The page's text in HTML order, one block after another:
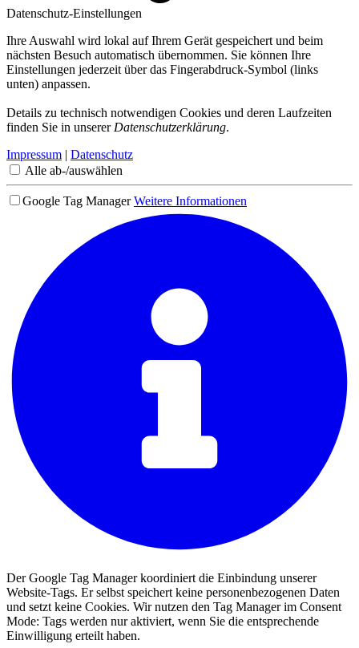
Datenschutz-Einstellungen
Ihre Auswahl wird lokal auf Ihrem Gerät gespeichert und beim
nächsten Besuch automatisch übernommen. Sie können Ihre
Einstellungen jederzeit über das Fingerabdruck-Symbol (links
unten) anpassen.
Details zu technisch notwendigen Cookies und deren Laufzeiten
finden Sie in unserer Datenschutzerklärung.
Impressum | Datenschutz
Alle ab-/auswählen
Google Tag Manager Weitere Informationen
Der Google Tag Manager koordiniert die Einbindung unserer
Website-Tags. Er selbst speichert keine personenbezogenen Daten
und setzt keine Cookies. Wir nutzen den Tag Manager im Consent
Mode: Tags werden nur aktiviert, wenn Sie die entsprechende
Einwilligung erteilt haben.